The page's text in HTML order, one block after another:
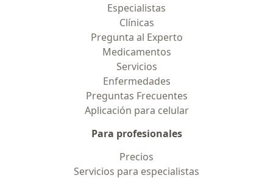
Especialistas
Clínicas
Pregunta al Experto
Medicamentos
Servicios
Enfermedades
Preguntas Frecuentes
Aplicación para celular
Para profesionales
Precios
Servicios para especialistas